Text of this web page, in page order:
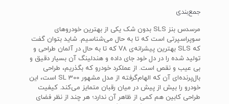
جمع‌بندی
مرسدس بنز SLS بدون شک یکی از بهترین خودروهای
سوپراسپرتی است که تا به حال می‌شناسیم. شاید بتوان گفت
که SLS بهترین پیشرانه‌ی V8 که تا به حال در آلمان طراحی و
تولید شده را در دل خود جای داده و هندلینگ آن بسیار دقیق و
بی عیب و نقص است. از عملکرد خودرو که بگذریم، طراحی
بال‌پرنده‌ای آن که الهام‌گرفته از مدل مشهور SL 300 است، این
خودرو را بیش از پیش در میان رقبان متمایز می‌کند. کیفیت
طراحی کابین هم کمی از ظاهر آن ندارد؛ هر چند از نظر فضای